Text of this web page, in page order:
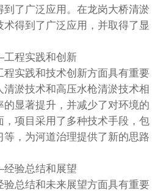
了广泛应用。在龙岗大桥清淤
得到了广泛应用，并取得了显
程实践和创新
程实践和技术创新方面具有重要
淤技术和高压水枪清淤技术相
显著提升，并减少了对环境的
，项目采用了多种技术手段，包
，为河道治理提供了新的思路
验总结和展望
验总结和未来展望方面具有重要